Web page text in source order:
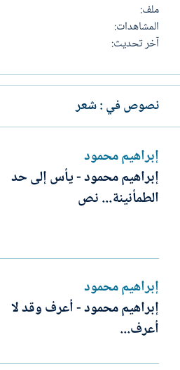
ملف
المشاهدات
آخر تحديث
نصوص في : شعر
إبراهيم محمود
إبراهيم محمود - يأس إلى حد
الطمأنينة... نص
إبراهيم محمود
إبراهيم محمود - أعرف وقد لا
أعرف...